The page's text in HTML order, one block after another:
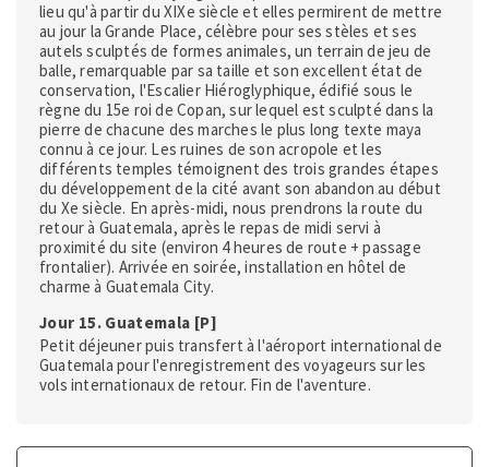
lieu qu'à partir du XIXe siècle et elles permirent de mettre
au jour la Grande Place, célèbre pour ses stèles et ses
autels sculptés de formes animales, un terrain de jeu de
balle, remarquable par sa taille et son excellent état de
conservation, l'Escalier Hiéroglyphique, édifié sous le
règne du 15e roi de Copan, sur lequel est sculpté dans la
pierre de chacune des marches le plus long texte maya
connu à ce jour. Les ruines de son acropole et les
différents temples témoignent des trois grandes étapes
du développement de la cité avant son abandon au début
du Xe siècle. En après-midi, nous prendrons la route du
retour à Guatemala, après le repas de midi servi à
proximité du site (environ 4 heures de route + passage
frontalier). Arrivée en soirée, installation en hôtel de
charme à Guatemala City.
Jour 15. Guatemala [P]
Petit déjeuner puis transfert à l'aéroport international de
Guatemala pour l'enregistrement des voyageurs sur les
vols internationaux de retour. Fin de l'aventure.